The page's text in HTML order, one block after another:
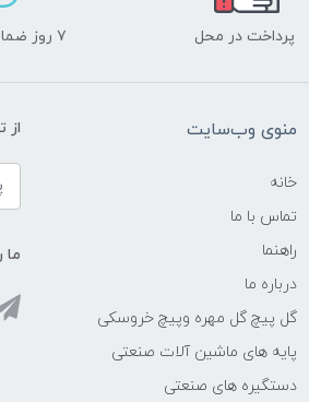
پرداخت در محل ۷ روز ضمانت بازگشت
منوی وب‌سایت
خانه
تماس با ما
راهنما
درباره ما
گل پیچ گل مهره وپیچ خروسکی
پایه های ماشین آلات صنعتی
دستگیره های صنعتی
از
ما